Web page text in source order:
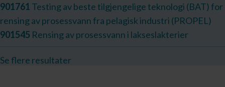
901761 Testing av beste tilgjengelige teknologi (BAT) for
rensing av prosessvann fra pelagisk industri (PROPEL)
901545 Rensing av prosessvann i lakseslakterier
Se flere resultater